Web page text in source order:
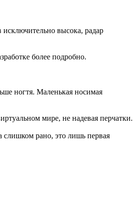
высока, радар
более подробно.
ногтя. Маленькая носимая
мире, не надевая перчатки.
слишком рано, это лишь первая